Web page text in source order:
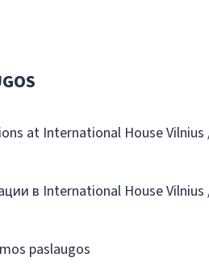
at International House Vilnius
в International House Vilnius
paslaugos